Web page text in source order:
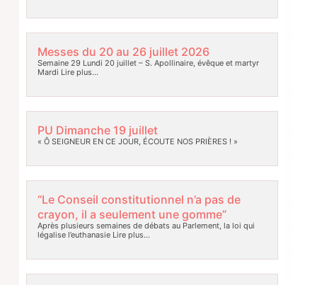
Messes du 20 au 26 juillet 2026
Semaine 29 Lundi 20 juillet – S. Apollinaire, évêque et martyr
Mardi Lire plus…
PU Dimanche 19 juillet
« Ô SEIGNEUR EN CE JOUR, ÉCOUTE NOS PRIÈRES ! »
“Le Conseil constitutionnel n’a pas de
crayon, il a seulement une gomme”
Après plusieurs semaines de débats au Parlement, la loi qui
légalise l’euthanasieLire plus…